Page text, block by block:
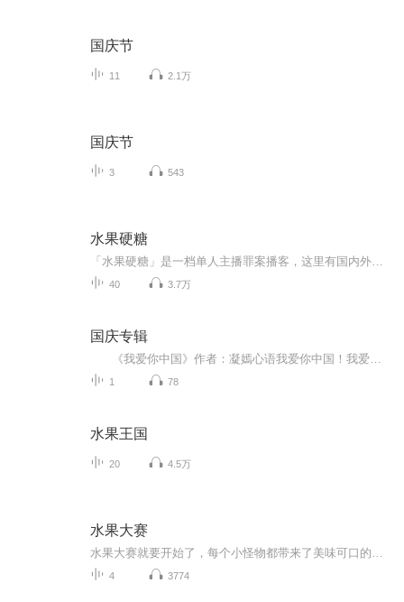
国庆节
11 2.1万
国庆节
3 543
水果硬糖
40 3.7万
国庆专辑
1 78
水果王国
20 4.5万
水果大赛
4 3774